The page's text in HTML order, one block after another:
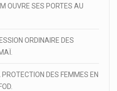
OUVRE SES PORTES AU
ORDINAIRE DES
DES FEMMES EN